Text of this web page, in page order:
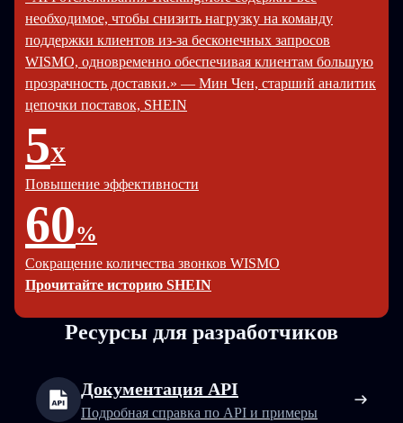
необходимое, чтобы снизить нагрузку на команду
поддержки клиентов из-за бесконечных запросов
WISMO, одновременно обеспечивая клиентам большую
прозрачность доставки.» — Мин Чен, старший аналитик
цепочки поставок, SHEIN
5X
Повышение эффективности
60%
Сокращение количества звонков WISMO
Прочитайте историю SHEIN
Ресурсы для разработчиков
Документация API
Подробная справка по API и примеры